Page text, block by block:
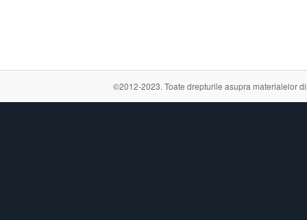
©2012-2023. Toate drepturile asupra materialelor